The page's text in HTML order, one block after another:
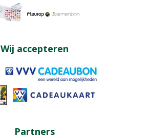
Wij accepteren
Partners